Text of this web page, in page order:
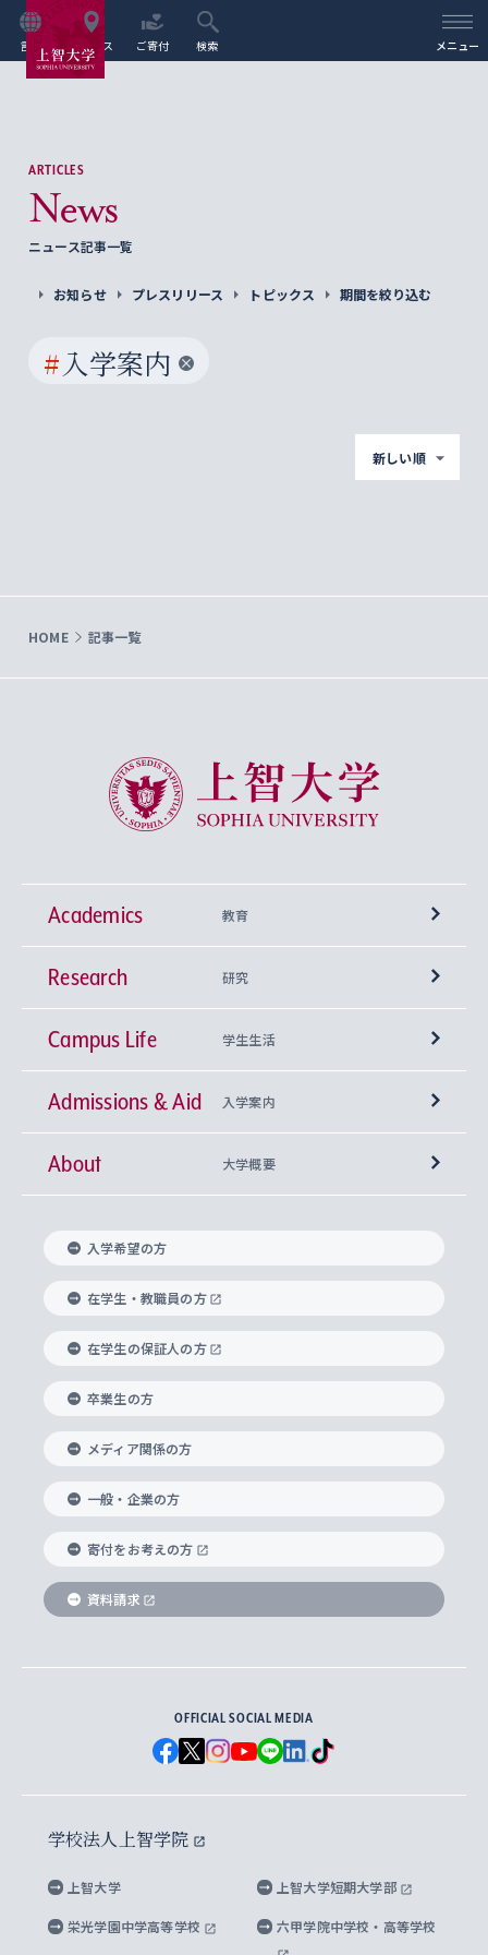
言語 アクセス ご寄付 検索 メニュー
ARTICLES
News
ニュース記事一覧
お知らせ プレスリリース トピックス 期間を絞り込む
#入学案内
新しい順
HOME 記事一覧
上智大学 Sophia University
Academics 教育
学部
神学部
文学部
総合人間科学部
経済学部
外国語学部
総合グローバル学部
国際教養学部
理工学部
Futures） – 持続可能な未来を考える６学科連携
興味から学科を探す
上智大学の全学共通教育
基盤教育センター
キリスト教人間学
身体知
思考と表現
データサイエンス
上智大学の語学教育
言語教育研究センター
上智大学のグローバル教育
グローバル教育センター
上智大学で学ぶ
海外で学ぶ
学びのサポート
大学院
神学研究科
実践宗教学研究科
総合人間科学研究科
経済学研究科
グローバル・スタディーズ研究科
助産学専攻科
生涯学習
Research 研究
研究所 等
キリスト教文化研究所
中世思想研究所
国際言語情報研究所
グローバル・コンサーン研究所
比較文化研究所
ヨーロッパ研究所
アジア文化研究所
アメリカ・カナダ研究所
メディア・ジャーナリズム研究所
水稀少社会研究センター
先進機械・構造材料イノベーションセンター
Sophia Open Research Weeks (SORW)
産官学連携
知的財産
研究支援制度
重点領域研究・自由課題研究
研究活動に関する法令・研究費の使用について
Campus Life 学生生活
学期区分と授業時間割
課外活動
課外教育プログラム
ボランティア活動
グローバルな学びのコミュニティ
学生の相談窓口
心身の健康相談
ハラスメント防止の取り組み
障がいのある学生への支援
キャリア形成サポート
キャリア形成支援プログラム
就職（内定先）・進路統計
企業の採用ご担当者様へのご案内
住まいのサポート
Admissions & Aid 入学案内
上智大学で取得できる学位
入れの方針）
科目等履修生
研究生・外国人特別研究生・国費留学生
交換留学生(海外大学から上智大学で学ぶ)
ノンディグリー生
Sophia Short-term Program受講生
学費・奨学金
学部入学前に出願する奨学金
国による高等教育の修学支援新制度
大学院生対象の奨学金
海外留学する際の費用と奨学金
About 大学概要
理事長・学長メッセージ
学長・副学長紹介
上智大学の精神
上智大学の理念
上智大学の沿革
ソフィア・アーカイブズ
上智大学とカトリック
グローバルエンゲージメント
上智大学を訪れた世界の知性
国連Weeks・アフリカWeeks
ダイバーシティ＆サステナビリティへの取り組み
上智大学公式ソーシャルメディア
学校法人上智学院について
数字で見る上智大学
上智大学のネットワーク
父母・保証人とのネットワーク
学外とのネットワーク
上智大学の出版物
上智大学大学案内・大学院案内
英文広報誌 SOPHIA magazine
上智大学のビジュアル・アイデンティティ
上智大学ビジュアル・アイデンティティ
上智大学校歌 ・上智大学学生歌
上智大学への取材・キャンパスでの撮影について
上智大学の公開情報
上智大学の教育研究活動等の情報公表
キャンパス案内
入学希望の方
在学生・教職員の方
在学生の保証人の方
卒業生の方
メディア関係の方
一般・企業の方
寄付をお考えの方
資料請求
OFFICIAL SOCIAL MEDIA
学校法人上智学院
上智大学 上智大学短期大学部
栄光学園中学高等学校 六甲学院中学校・高等学校